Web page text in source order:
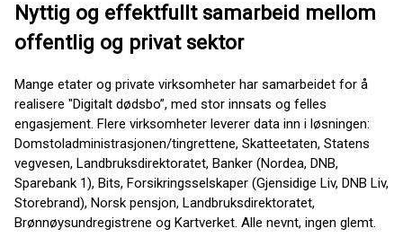
Nyttig og effektfullt samarbeid mellom
offentlig og privat sektor
Mange etater og private virksomheter har samarbeidet for å
realisere "Digitalt dødsbo”, med stor innsats og felles
engasjement. Flere virksomheter leverer data inn i løsningen:
Domstoladministrasjonen/tingrettene, Skatteetaten, Statens
vegvesen, Landbruksdirektoratet, Banker (Nordea, DNB,
Sparebank 1), Bits, Forsikringsselskaper (Gjensidige Liv, DNB Liv,
Storebrand), Norsk pensjon, Landbruksdirektoratet,
Brønnøysundregistrene og Kartverket. Alle nevnt, ingen glemt.